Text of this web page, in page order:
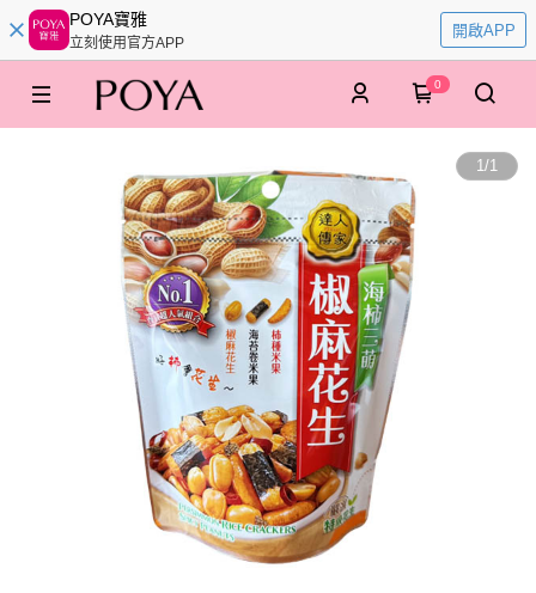
POYA寶雅
立刻使用官方APP
開啟APP
0
1/1